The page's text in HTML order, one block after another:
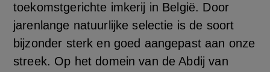
toekomstgerichte imkerij in België. Door
jarenlange natuurlijke selectie is de soort
bijzonder sterk en goed aangepast aan onze
streek. Op het domein van de Abdij van